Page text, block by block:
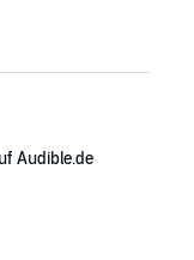
Audible.de